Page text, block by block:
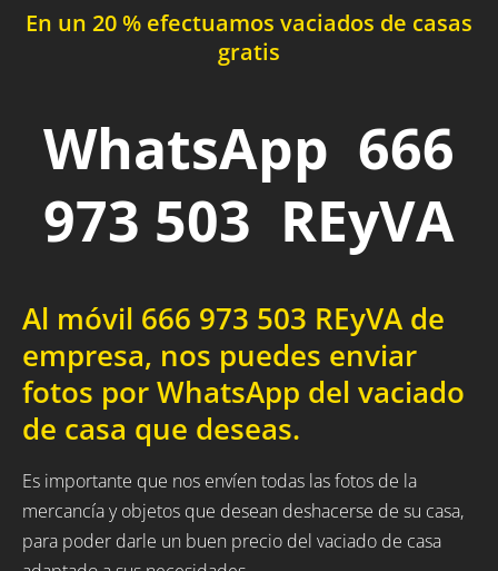
En un 20 % efectuamos vaciados de casas
gratis
WhatsApp 666
973 503 REyVA
Al móvil 666 973 503 REyVA de
empresa, nos puedes enviar
fotos por WhatsApp del vaciado
de casa que deseas.
Es importante que nos envíen todas las fotos de la
mercancía y objetos que desean deshacerse de su casa,
para poder darle un buen precio del vaciado de casa